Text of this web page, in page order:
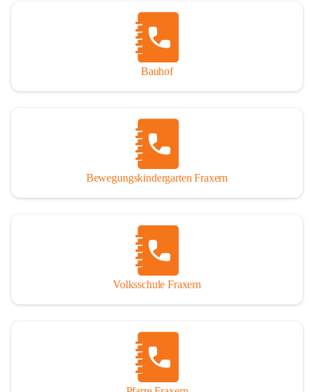
Bauhof
Bewegungskindergarten Fraxern
Volksschule Fraxern